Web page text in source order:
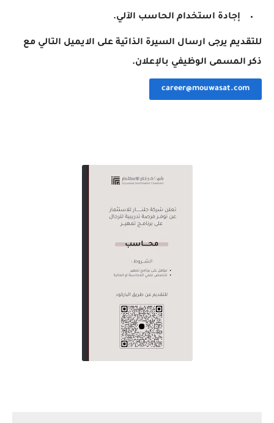
إجادة استخدام الحاسب الآلي.
للتقديم يرجى ارسال السيرة الذاتية على الايميل التالي مع
ذكر المسمى الوظيفي بالإعلان.
career@mouwasat.com